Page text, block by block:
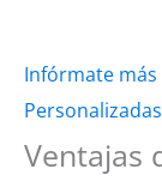
Infórmate
Personalizadas
Ventajas